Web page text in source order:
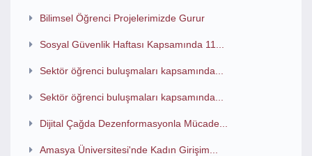
Bilimsel Öğrenci Projelerimizde Gurur
Sosyal Güvenlik Haftası Kapsamında 11...
Sektör öğrenci buluşmaları kapsamında...
Sektör öğrenci buluşmaları kapsamında...
Dijital Çağda Dezenformasyonla Mücade...
Amasya Üniversitesi'nde Kadın Girişim...